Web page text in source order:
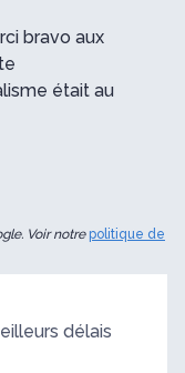
bravo aux
était au
Voir notre politique de
délais